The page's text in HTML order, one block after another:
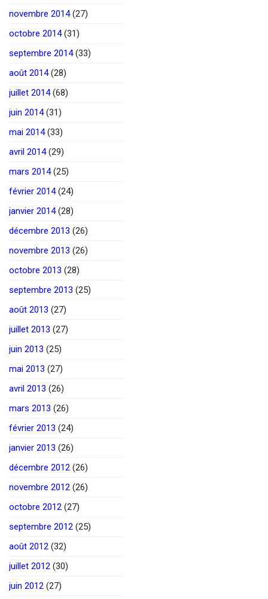
novembre 2014(27)
octobre 2014(31)
septembre 2014(33)
août 2014(28)
juillet 2014(68)
juin 2014(31)
mai 2014(33)
avril 2014(29)
mars 2014(25)
février 2014(24)
janvier 2014(28)
décembre 2013 (26)
novembre 2013 (26)
octobre 2013 (28)
septembre 2013 (25)
août 2013 (27)
juillet 2013 (27)
juin 2013 (25)
mai 2013 (27)
avril 2013 (26)
mars 2013 (26)
février 2013 (24)
janvier 2013 (26)
décembre 2012 (26)
novembre 2012 (26)
octobre 2012 (27)
septembre 2012 (25)
août 2012 (32)
juillet 2012 (30)
juin 2012 (27)